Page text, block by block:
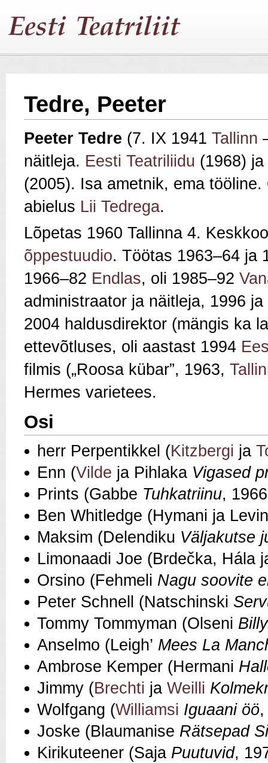
Tedre, Peeter
Peeter Tedre (7. IX 1941 Tallinn
näitleja. Eesti Teatriliidu (1968) ja
(2005). Isa ametnik, ema
abielus Lii Tedrega.
Lõpetas 1960 Tallinna 4.
õppestuudio. Töötas 1963–64 ja
1966–82 Endlas, oli 1985–92
administraator ja näitleja, 1996
2004 haldusdirektor (mängis ka
ettevõtluses, oli aastast 1994
filmis („Roosa kübar”, 1963,
Hermes varietees.
Osi
herr Perpentikkel (Kitzbergi ja
Enn (Vilde ja Pihlaka Vigased
Prints (Gabbe Tuhkatriinu,
Ben Whitledge (Hymani ja
Maksim (Delendiku Väljakutse
Limonaadi Joe (Brdečka, Hála
Orsino (Fehmeli Nagu soovite
Peter Schnell (Natschinski
Tommy Tommyman (Olseni
Anselmo (Leigh’ Mees La
Ambrose Kemper (Hermani
Jimmy (Brechti ja Weilli
Wolfgang (Williamsi Iguaani öö
Joske (Blaumanise Rätsepad
Kirikuteener (Saja Puutuvid,